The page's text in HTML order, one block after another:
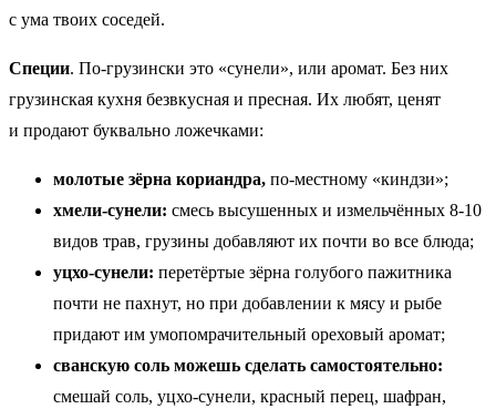
с ума твоих соседей.
Специи. По-грузински это «сунели», или аромат. Без них
грузинская кухня безвкусная и пресная. Их любят, ценят
и продают буквально ложечками:
молотые зёрна кориандра, по-местному «киндзи»;
хмели-сунели: смесь высушенных и измельчённых 8-10
видов трав, грузины добавляют их почти во все блюда;
уцхо-сунели: перетёртые зёрна голубого пажитника
почти не пахнут, но при добавлении к мясу и рыбе
придают им умопомрачительный ореховый аромат;
сванскую соль можешь сделать самостоятельно:
смешай соль, уцхо-сунели, красный перец, шафран,